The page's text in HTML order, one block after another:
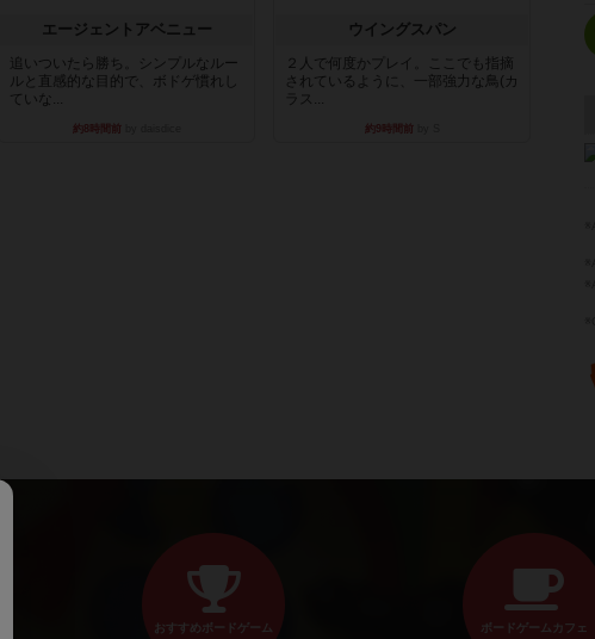
エージェントアベニュー
追いついたら勝ち。シンプルなルー
ルと直感的な目的で、ボドゲ慣れし
ていな...
約8時間前
ウイングスパン
２人で何度かプレイ。ここでも指摘
されているように、一部強力な鳥(カ
ラス...
約9時間前
おすすめボードゲーム ボードゲームカフェ